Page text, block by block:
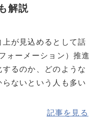
解説
が見込めるとして話
ォーメーション）推進
るのか、どのような
ないという人も多い
記事を見る